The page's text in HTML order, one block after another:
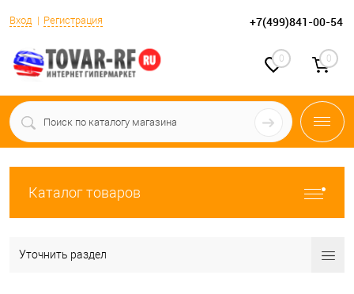
Вход Регистрация +7(499)841-00-54
0 0
Каталог товаров
Уточнить раздел